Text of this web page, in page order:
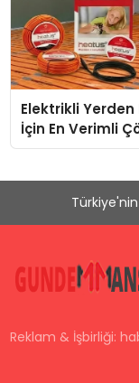
Elektrikli
İçin En Verimli
Reklam & İşbirliği: